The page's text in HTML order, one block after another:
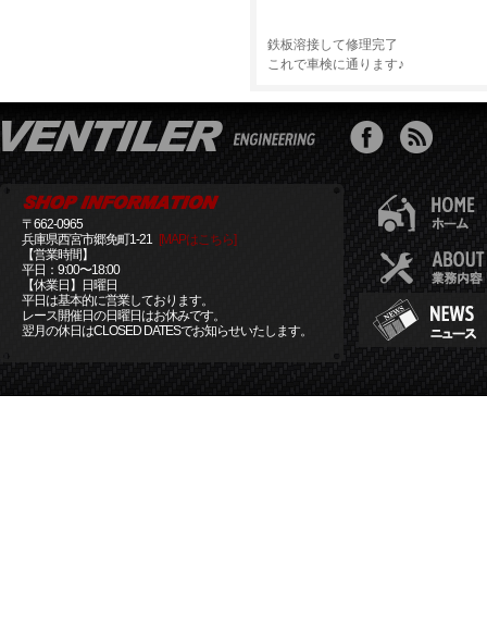
鉄板溶接して修理完了
これで車検に通ります♪
〒662-0965
兵庫県西宮市郷免町1-21 [MAPはこちら]
【営業時間】
平日：9:00〜18:00
【休業日】日曜日
平日は基本的に営業しております。
レース開催日の日曜日はお休みです。
翌月の休日はCLOSED DATESでお知らせいたします。